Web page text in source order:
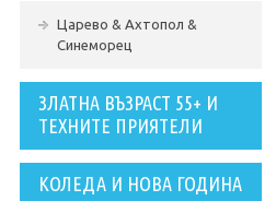
Царево & Ахтопол &
Синеморец
ЗЛАТНА ВЪЗРАСТ 55+ И
ТЕХНИТЕ ПРИЯТЕЛИ
КОЛЕДА И НОВА ГОДИНА